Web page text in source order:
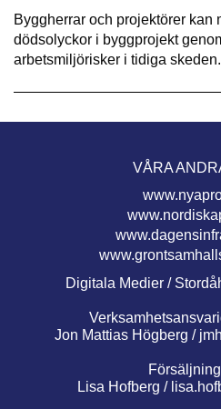
Byggherrar och projektörer kan
dödsolyckor i byggprojekt
arbetsmiljörisker i tidiga
VÅRA
Digitala Medier /
Jon Mattias Högberg /
Lisa Hofberg /